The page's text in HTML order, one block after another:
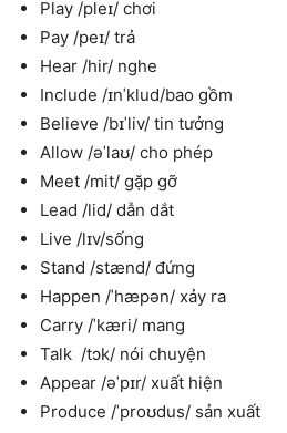
Play /pleɪ/ chơi
Pay /peɪ/ trả
Hear /hir/ nghe
Include /ɪnˈklud/bao gồm
Believe /bɪˈliv/ tin tưởng
Allow /əˈlaʊ/ cho phép
Meet /mit/ gặp gỡ
Lead /lid/ dẫn dắt
Live /lɪv/sống
Stand /stænd/ đứng
Happen /ˈhæpən/ xảy ra
Carry /ˈkæri/ mang
Talk /tɔk/ nói chuyện
Appear /əˈpɪr/ xuất hiện
Produce /ˈproʊdus/ sản xuất